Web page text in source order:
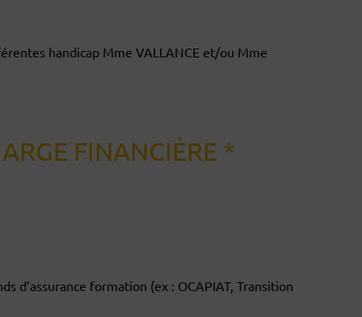
handicap Mme VALLANCE et/ou Mme
FINANCIÈRE *
d’assurance formation (ex : OCAPIAT, Transition